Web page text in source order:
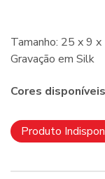
Tamanho: 25 x 9
Gravação em Silk
Cores disponíveis
Produto